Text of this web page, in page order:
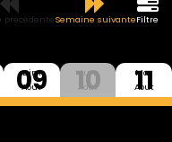
précédenteSemaine suivanteFiltre
Dim
09
Aout
Lun
10
Aout
Mar
11
Aout